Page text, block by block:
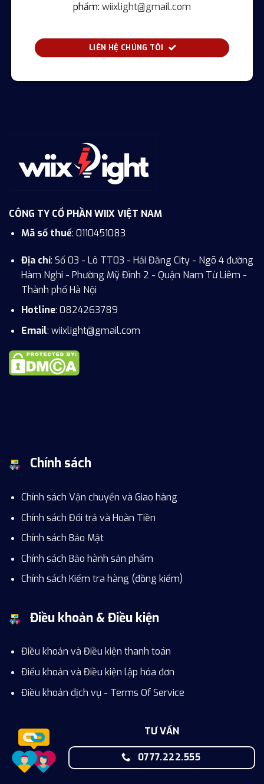
phẩm: wiixlight@gmail.com
LIÊN HỆ CHÚNG TÔI
CÔNG TY CỔ PHẦN WIIX VIỆT NAM
Mã số thuế: 0110451083
Địa chỉ: Số 03 - Lô TT03 - Hải Đăng City - Ngõ 4 đường
Hàm Nghi - Phường Mỹ Đình 2 - Quận Nam Từ Liêm -
Thành phố Hà Nội
Hotline: 0824263789
Email: wiixlight@gmail.com
Chính sách
Chính sách Vận chuyển và Giao hàng
Chính sách Đổi trả và Hoàn Tiền
Chính sách Bảo Mật
Chính sách Bảo hành sản phẩm
Chính sách Kiểm tra hàng (đồng kiểm)
Điều khoản & Điều kiện
Điều khoản và Điều kiện thanh toán
Điểu khoản và Điều kiện lập hóa đơn
Điều khoản dịch vụ - Terms Of Service
TƯ VẤN
0777.222.555